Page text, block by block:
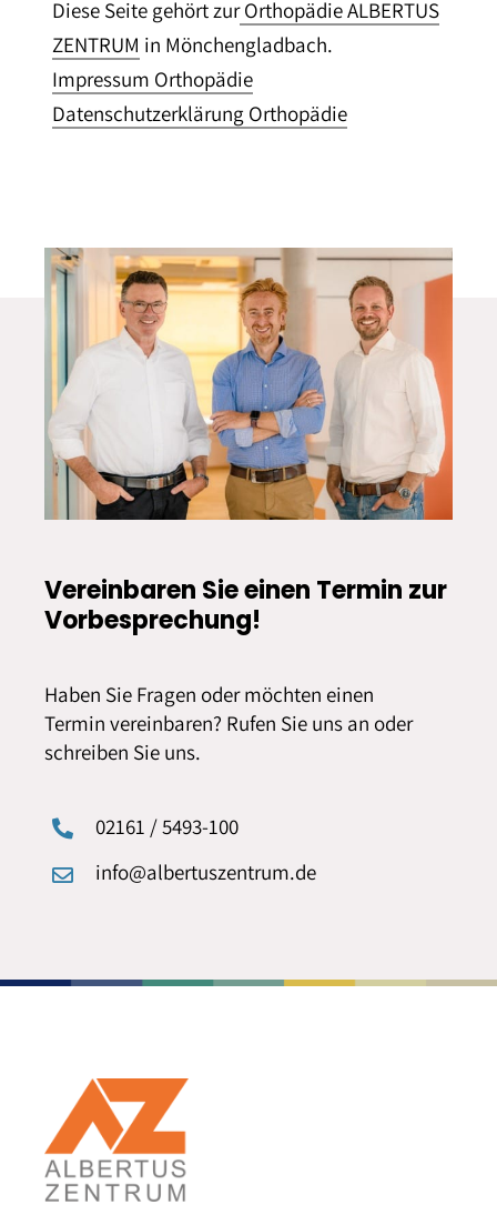
Diese Seite gehört zurOrthopädie ALBERTUS
ZENTRUM in Mönchengladbach.
Impressum Orthopädie
Datenschutzerklärung Orthopädie
Vereinbaren Sie einen Termin zur
Vorbesprechung!
Haben Sie Fragen oder möchten einen
Termin vereinbaren? Rufen Sie uns an oder
schreiben Sie uns.
02161 / 5493-100
info@albertuszentrum.de